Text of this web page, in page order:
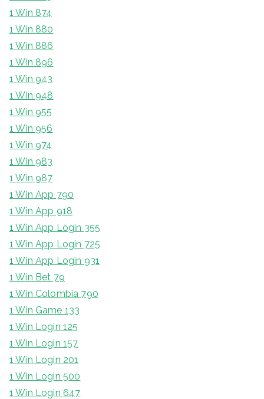
1 Win 874
1 Win 880
1 Win 886
1 Win 896
1 Win 943
1 Win 948
1 Win 955
1 Win 956
1 Win 974
1 Win 983
1 Win 987
1 Win App 790
1 Win App 918
1 Win App Login 355
1 Win App Login 725
1 Win App Login 931
1 Win Bet 79
1 Win Colombia 790
1 Win Game 133
1 Win Login 125
1 Win Login 157
1 Win Login 201
1 Win Login 500
1 Win Login 647